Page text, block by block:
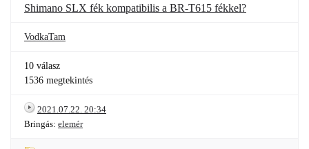
Shimano SLX fék kompatibilis a BR-T615 fékkel?
VodkaTam
10 válasz
1536 megtekintés
2021.07.22. 20:34
Bringás: elemér